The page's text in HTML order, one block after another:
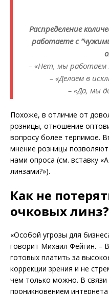
Распределение
работаете с
– «Нет, мы работаем
– «Делаем в
– «Да, мы
Похоже, в отличие от
розницы, отношение
вопросу более терпимое.
мнение розницы
нами опроса (см. вставку
линзами?»).
Как не
очковых линз?
«Особой угрозы для
говорит Михаил Фейгин. –
готовых платить за
коррекции зрения и не
чем только можно. В связи
проникновением